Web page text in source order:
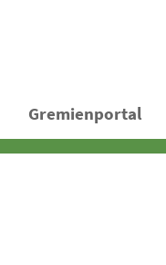
Gremienportal